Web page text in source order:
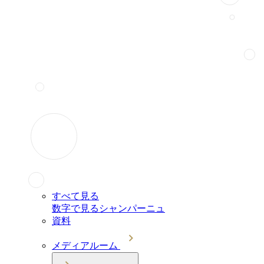
すべて見る
数字で見るシャンパーニュ
資料
メディアルーム